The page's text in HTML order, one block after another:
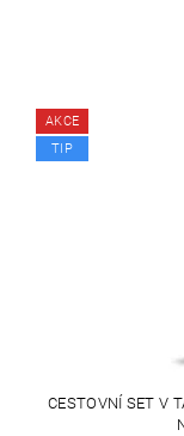
AKCE
TIP
CESTOVNÍ SET V